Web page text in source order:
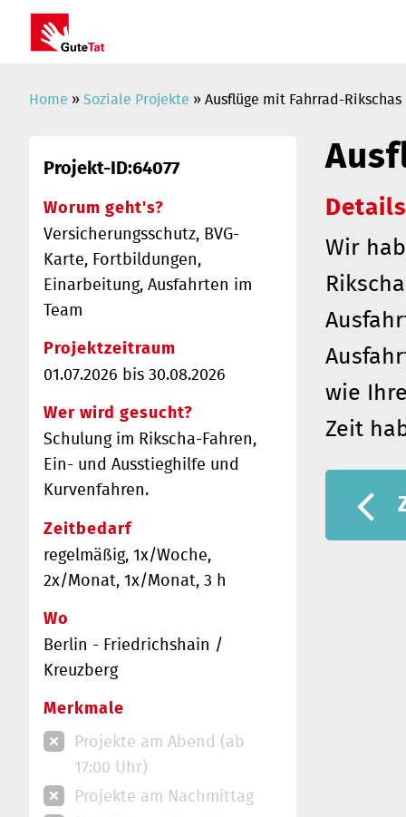
Home » Soziale Projekte » Ausflüge mit Fahrrad-Rikschas
Projekt-ID:64077
Worum geht's?
Versicherungsschutz, BVG-
Karte, Fortbildungen,
Einarbeitung, Ausfahrten im
Team
Projektzeitraum
01.07.2026 bis 30.08.2026
Wer wird gesucht?
Schulung im Rikscha-Fahren,
Ein- und Ausstieghilfe und
Kurvenfahren.
Zeitbedarf
regelmäßig, 1x/Woche,
2x/Monat, 1x/Monat, 3 h
Wo
Berlin - Friedrichshain /
Kreuzberg
Merkmale
Projekte am Abend (ab
17:00 Uhr)
Projekte am Nachmittag
Wir
wie
Zeit